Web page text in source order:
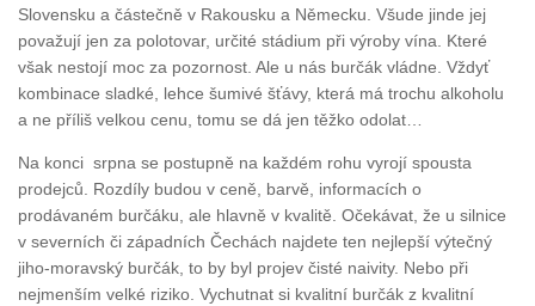
Slovensku a částečně v Rakousku a Německu. Všude jinde jej
považují jen za polotovar, určité stádium při výroby vína. Které
však nestojí moc za pozornost. Ale u nás burčák vládne. Vždyť
kombinace sladké, lehce šumivé šťávy, která má trochu alkoholu
a ne příliš velkou cenu, tomu se dá jen těžko odolat…
Na konci srpna se postupně na každém rohu vyrojí spousta
prodejců. Rozdíly budou v ceně, barvě, informacích o
prodávaném burčáku, ale hlavně v kvalitě. Očekávat, že u silnice
v severních či západních Čechách najdete ten nejlepší výtečný
jiho-moravský burčák, to by byl projev čisté naivity. Nebo při
nejmenším velké riziko. Vychutnat si kvalitní burčák z kvalitní